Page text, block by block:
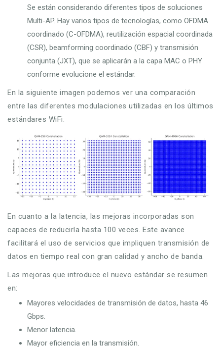
Se están considerando diferentes tipos de soluciones
Multi-AP. Hay varios tipos de tecnologías, como OFDMA
coordinado (C-OFDMA), reutilización espacial coordinada
(CSR), beamforming coordinado (CBF) y transmisión
conjunta (JXT), que se aplicarán a la capa MAC o PHY
conforme evolucione el estándar.
En la siguiente imagen podemos ver una comparación
entre las diferentes modulaciones utilizadas en los últimos
estándares WiFi.
En cuanto a la latencia, las mejoras incorporadas son
capaces de reducirla hasta 100 veces. Este avance
facilitará el uso de servicios que impliquen transmisión de
datos en tiempo real con gran calidad y ancho de banda.
Las mejoras que introduce el nuevo estándar se resumen
en:
Mayores velocidades de transmisión de datos, hasta 46
Gbps.
Menor latencia.
Mayor eficiencia en la transmisión.